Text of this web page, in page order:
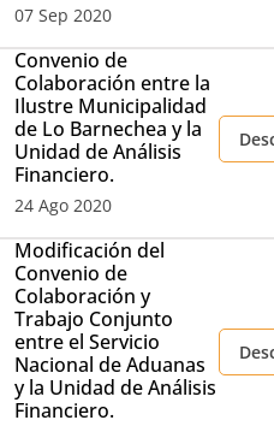
07 Sep 2020
Convenio de
Colaboración entre la
Ilustre Municipalidad
de Lo Barnechea y la
Unidad de Análisis
Financiero.
24 Ago 2020
Modificación del
Convenio de
Colaboración y
Trabajo Conjunto
entre el Servicio
Nacional de Aduanas
y la Unidad de Análisis
Financiero.